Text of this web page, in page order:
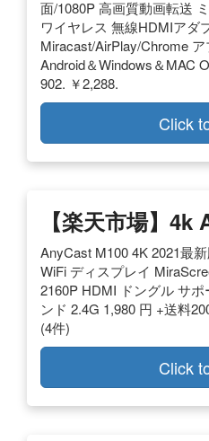
面/1080P 高画質動画転送
ワイヤレス 無線HDMIアダ
Miracast/AirPlay/Chrome
Android＆Windows＆MAC
902. ￥2,288.
Click
【楽天市場】
AnyCast M100 4K 2021最
WiFi ディスプレイ
2160P HDMI ドングル サ
ンド 2.4G 1,980 円 +送料
(4件)
Click